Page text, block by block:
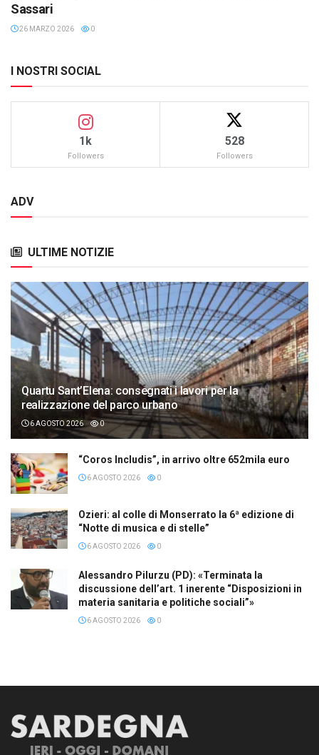
Sassari
26 MARZO 2026 0
I NOSTRI SOCIAL
1k
Followers
528
Followers
ADV
ULTIME NOTIZIE
Quartu Sant’Elena: consegnati i lavori per la
realizzazione del parco urbano
6 AGOSTO 2026 0
“Coros Includis”, in arrivo oltre 652mila euro
6 AGOSTO 2026 0
Ozieri: al colle di Monserrato la 6ª edizione di
“Notte di musica e di stelle”
6 AGOSTO 2026 0
Alessandro Pilurzu (PD): «Terminata la
discussione dell’art. 1 inerente “Disposizioni in
materia sanitaria e politiche sociali”»
6 AGOSTO 2026 0